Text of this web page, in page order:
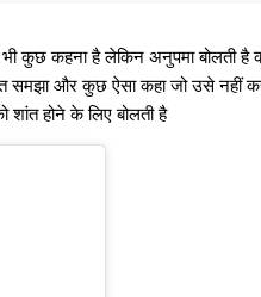
कहना है लेकिन अनुपमा बोलती है
और कुछ ऐसा कहा जो उसे नहीं
होने के लिए बोलती है